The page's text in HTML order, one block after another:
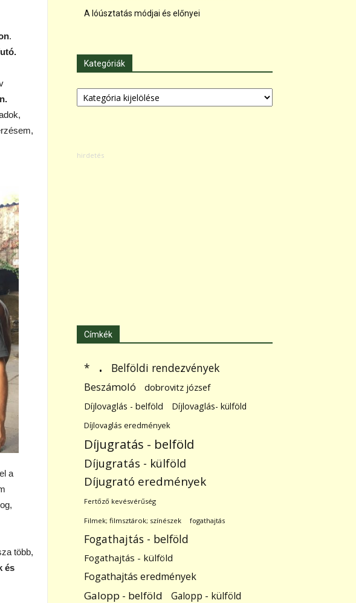
.
a
több,
és
A lóúsztatás módjai és előnyei
Kategóriák
Kategóriák
Címkék
* . Belföldi rendezvények
Beszámoló dobrovitz józsef
Díjlovaglás - belföld Díjlovaglás- külföld
Díjlovaglás eredmények
Díjugratás - belföld
Díjugratás - külföld
Díjugrató eredmények
Fertőző kevésvérűség
Filmek; filmsztárok; színészek fogathajtás
Fogathajtás - belföld
Fogathajtás - külföld
Fogathajtás eredmények
Galopp - belföld Galopp - külföld